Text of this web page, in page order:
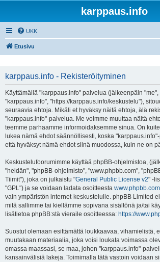
karppaus.info
UKK
Etusivu
karppaus.info - Rekisteröityminen
Käyttämällä "karppaus.info" palvelua (jälkeenpäin
"karppaus.info", "https://karppaus.info/keskustelu"),
seuraavia ehtoja. Mikäli et hyväksy näitä ehtoja, älä
"karppaus.info"-palvelua. Me voimme muuttaa näitä
teemme parhaamme informoidaksemme sinua. On
lukea nämä ehdot säännöllisesti, koska
että hyväksyt nämä ehdot siinä muodossa, kuin ne on
Keskustelufoorumimme käyttää phpBB-ohjelmistoa,
"heidän", "phpBB-ohjelmisto", "www.phpbb.com",
Tiimit"), joka on julkaistu "General Public License v2" -
"GPL") ja se voidaan ladata osoitteesta www.phpbb.com
vain ympäristön internet-keskustelulle. phpBB Limited
mitä sallimme tai kiellämme sopivana sisältönä ja/tai
lisätietoa phpBB:stä vieraile osoitteessa: https://
Suostut olemaan esittämättä loukkaavaa, vihamielistä,
muutakaan materiaalia, joka voisi loukata voimassa
omassa maassasi, se maa, johon "karppaus.info"-
kansainvälisiä lakeja. Toimimalla tätä vastoin voidaan